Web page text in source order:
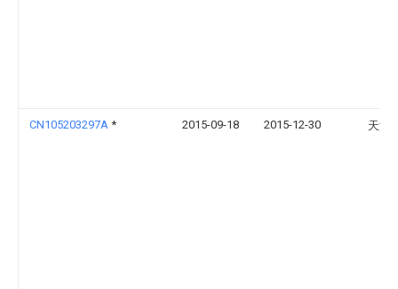
CN105203297A * 2015-09-18 2015-12-30 天津